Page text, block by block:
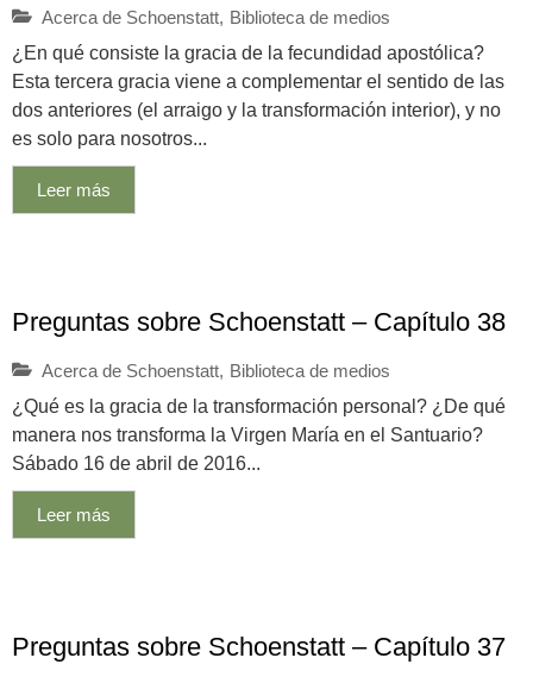
Acerca de Schoenstatt, Biblioteca de medios
¿En qué consiste la gracia de la fecundidad apostólica?
Esta tercera gracia viene a complementar el sentido de las
dos anteriores (el arraigo y la transformación interior), y no
es solo para nosotros...
Leer más
Preguntas sobre Schoenstatt – Capítulo 38
Acerca de Schoenstatt, Biblioteca de medios
¿Qué es la gracia de la transformación personal? ¿De qué
manera nos transforma la Virgen María en el Santuario?
Sábado 16 de abril de 2016...
Leer más
Preguntas sobre Schoenstatt – Capítulo 37